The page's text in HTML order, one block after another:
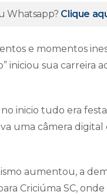
Whatsapp? Clique
e momentos
sua carreira
inicio tudo era
uma câmera digital
aumentou, a
Criciúma SC, onde